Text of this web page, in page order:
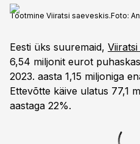
Tootmine Viiratsi saeveskis.Foto:
Eesti üks suuremaid,
6,54 miljonit eurot
2023. aasta 1,15 miljoniga
Ettevõtte käive ulatus 77,1
aastaga 22%.